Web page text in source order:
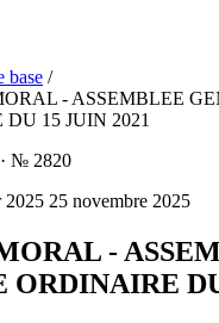
base /
- ASSEMBLEE
15 JUIN 2021
· № 2820
2025 25 novembre 2025
-
ORDINAIRE